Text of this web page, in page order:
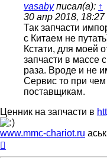
vasabyписал(а): ↑
30 апр 2018, 18:27
Так запчасти
с Китаем не
Кстати, для моей
запчасти в массе
раза. Вроде и не
Сервис то при
поставщикам.
Ценник на запчасти в
www.mmc-chariot.ru